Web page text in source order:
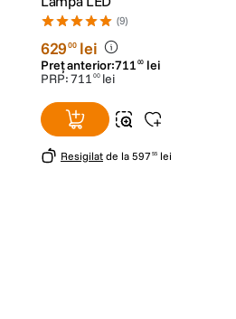
(9)
62900 lei
Preț anterior:711 00 lei
PRP:711 00 lei
Resigilat de la 597 55 lei